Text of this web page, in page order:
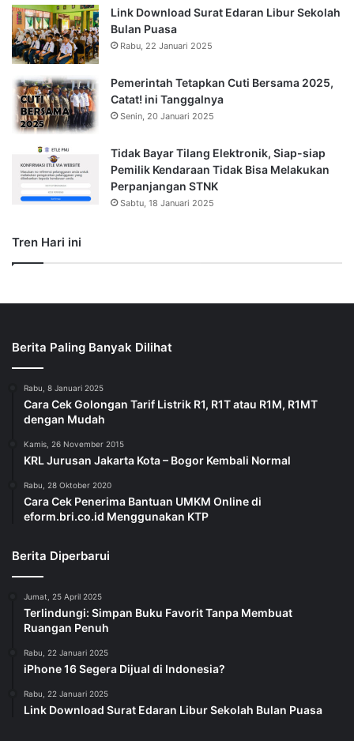
Link Download Surat Edaran Libur Sekolah
Bulan Puasa
Rabu, 22 Januari 2025
Pemerintah Tetapkan Cuti Bersama 2025,
Catat! ini Tanggalnya
Senin, 20 Januari 2025
Tidak Bayar Tilang Elektronik, Siap-siap
Pemilik Kendaraan Tidak Bisa Melakukan
Perpanjangan STNK
Sabtu, 18 Januari 2025
Tren Hari ini
Berita Paling Banyak Dilihat
Rabu, 8 Januari 2025
Cara Cek Golongan Tarif Listrik R1, R1T atau R1M, R1MT
dengan Mudah
Kamis, 26 November 2015
KRL Jurusan Jakarta Kota – Bogor Kembali Normal
Rabu, 28 Oktober 2020
Cara Cek Penerima Bantuan UMKM Online di
eform.bri.co.id Menggunakan KTP
Berita Diperbarui
Jumat, 25 April 2025
Terlindungi: Simpan Buku Favorit Tanpa Membuat
Ruangan Penuh
Rabu, 22 Januari 2025
iPhone 16 Segera Dijual di Indonesia?
Rabu, 22 Januari 2025
Link Download Surat Edaran Libur Sekolah Bulan Puasa